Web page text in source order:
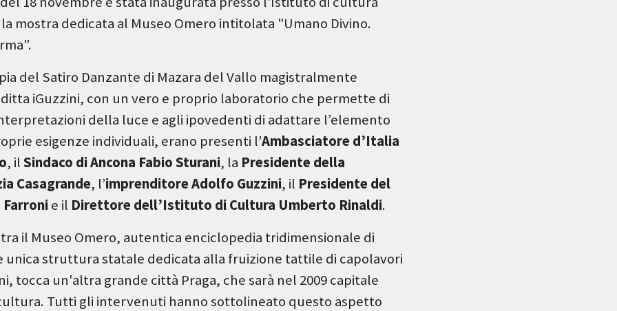
mostra dedicata al Museo Omero intitolata "Umano Divino.
del Satiro Danzante di Mazara del Vallo magistralmente
iGuzzini, con un vero e proprio laboratorio che permette di
della luce e agli ipovedenti di adattare l’elemento
esigenze individuali, erano presenti l'Ambasciatore d’Italia
, ilSindaco di Ancona Fabio Sturani, la Presidente della
Casagrande, l’imprenditore Adolfo Guzzini, il Presidente del
e il Direttore dell’Istituto di Cultura Umberto Rinaldi.
il Museo Omero, autentica enciclopedia tridimensionale di
unica struttura statale dedicata alla fruizione tattile di capolavori
tocca un'altra grande città Praga, che sarà nel 2009 capitale
Tutti gli intervenuti hanno sottolineato questo aspetto